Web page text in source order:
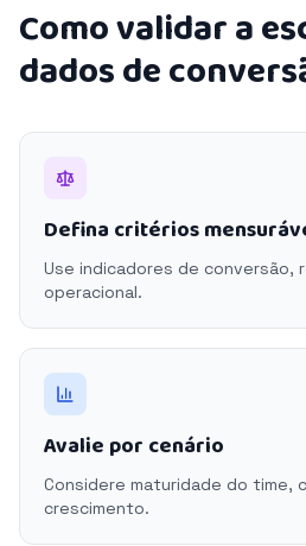
Como validar a
dados de
Defina critérios
Use indicadores de conversão,
operacional.
Avalie por cenário
Considere maturidade do time,
crescimento.